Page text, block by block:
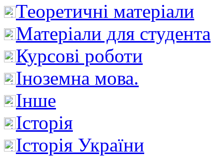
Теоретичні матеріали
Матеріали для студента
Курсові роботи
Іноземна мова.
Інше
Історія
Історія України